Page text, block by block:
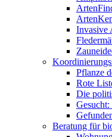
Invasive
Pflanze
Rote
Die
Beratung für